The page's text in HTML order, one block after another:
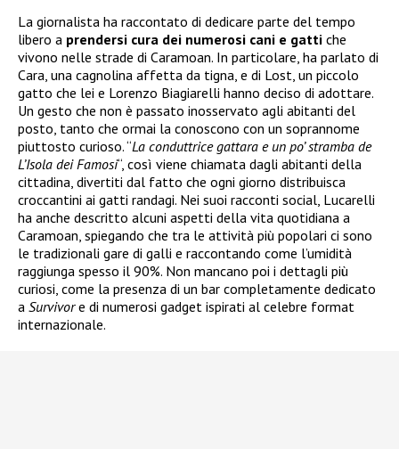
La giornalista ha raccontato di dedicare parte del tempo
libero a prendersi cura dei numerosi cani e gatti che
vivono nelle strade di Caramoan. In particolare, ha parlato di
Cara, una cagnolina affetta da tigna, e di Lost, un piccolo
gatto che lei e Lorenzo Biagiarelli hanno deciso di adottare.
Un gesto che non è passato inosservato agli abitanti del
posto, tanto che ormai la conoscono con un soprannome
piuttosto curioso. “La conduttrice gattara e un po’ stramba de
L’Isola dei Famosi“, così viene chiamata dagli abitanti della
cittadina, divertiti dal fatto che ogni giorno distribuisca
croccantini ai gatti randagi. Nei suoi racconti social, Lucarelli
ha anche descritto alcuni aspetti della vita quotidiana a
Caramoan, spiegando che tra le attività più popolari ci sono
le tradizionali gare di galli e raccontando come l’umidità
raggiunga spesso il 90%. Non mancano poi i dettagli più
curiosi, come la presenza di un bar completamente dedicato
a Survivore di numerosi gadget ispirati al celebre format
internazionale.